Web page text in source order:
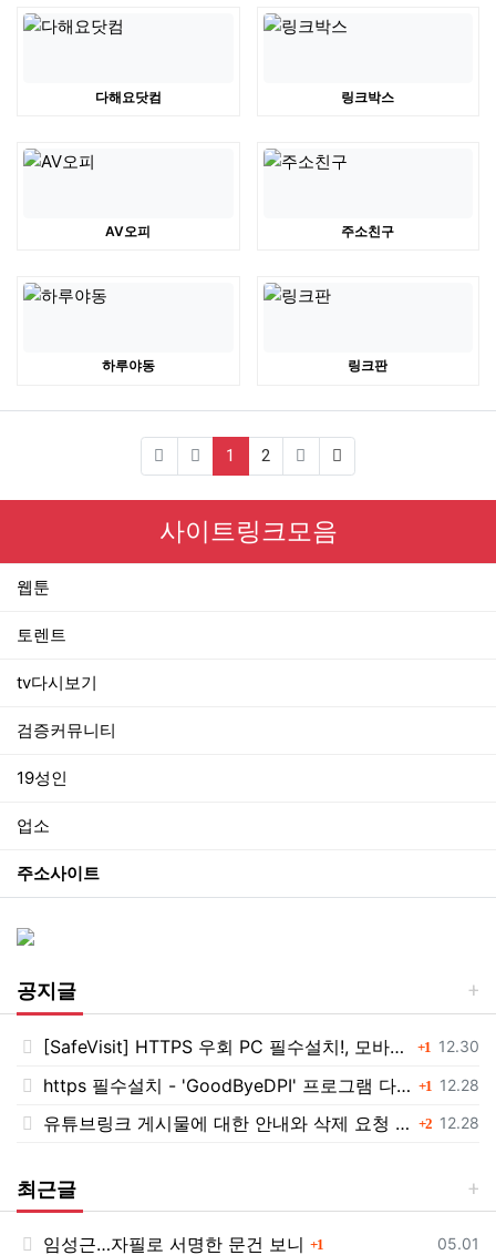
다해요닷컴 링크박스
AV오피 주소친구
하루야동 링크판
1 (current)
2
사이트링크모음
웹툰
토렌트
tv다시보기
검증커뮤니티
19성인
업소
주소사이트
공지글
등록일
12.30
[SafeVisit] HTTPS 우회 PC 필수설치!, 모바일 최강속도 1댓글
등록일
12.28
https 필수설치 - 'GoodByeDPI' 프로그램 다운로드<< 1댓글
등록일
12.28
유튜브링크 게시물에 대한 안내와 삭제 요청 공지 2댓글
최근글
등록일
05.01
임성근…자필로 서명한 문건 보니 1